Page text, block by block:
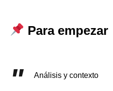
Para empezar
Análisis y contexto